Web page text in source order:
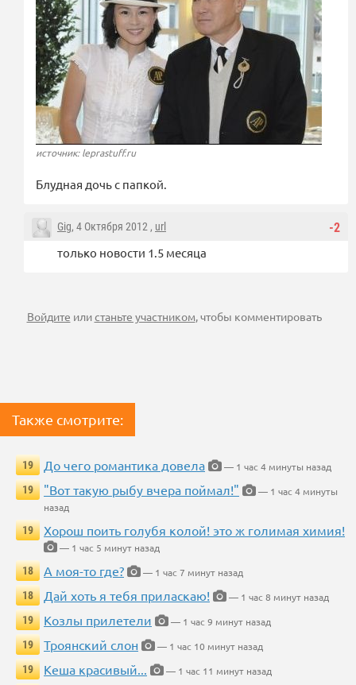
источник: leprastuff.ru
Блудная дочь с папкой.
-2
Gig, 4 Октября 2012 , url
только новости 1.5 месяца
Войдите илистаньте участником, чтобы комментировать
Также смотрите:
19 До чего романтика довела
— 1 час 4 минуты назад
19
"Вот такую рыбу вчера поймал!"
— 1 час 4 минуты
назад
19
Хорош поить голубя колой! это ж голимая химия!
— 1 час 5 минут назад
18
А моя-то где?
— 1 час 7 минут назад
18
Дай хоть я тебя приласкаю!
— 1 час 8 минут назад
19
Козлы прилетели
— 1 час 9 минут назад
19
Троянский слон
— 1 час 10 минут назад
19
Кеша красивый...
— 1 час 11 минут назад